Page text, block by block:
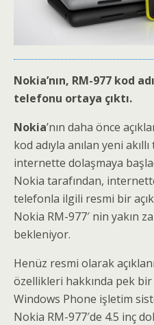
Nokia’nın, RM-977 kod
telefonu ortaya çıktı.
Nokia’nın daha önce
kod adıyla anılan yeni
internette dolaşmaya
Nokia tarafından,
telefonla ilgili resmi bir
Nokia RM-977′ nin yakın
bekleniyor.
Henüz resmi olarak
özellikleri hakkında pek
Windows Phone işletim
Nokia RM-977′de 4.5 inç